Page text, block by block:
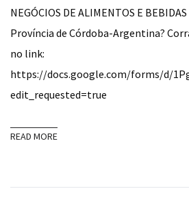
NEGÓCIOS DE ALIMENTOS E
Província de Córdoba-Argentina?
no link:
https://docs.google.com/forms/d/
edit_requested=true
READ MORE